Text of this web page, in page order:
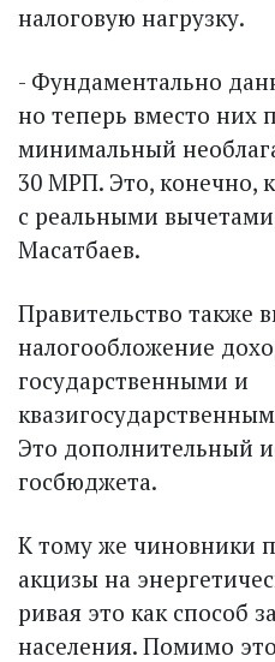
налоговую нагрузку.
- Фундаментально
но теперь вместо них
минимальный
30 МРП. Это, конечно,
с реальными
Масатбаев.
Правительство также
налогообложение
государственными и
Это дополнительный
госбюджета.
К тому же чиновники
акцизы на
ривая это как способ
населения. Помимо